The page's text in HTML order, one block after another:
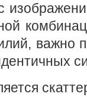
важно